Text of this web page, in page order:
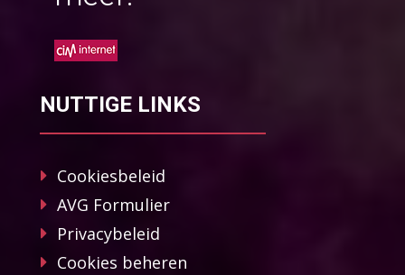
NUTTIGE LINKS
Cookiesbeleid
AVG Formulier
Privacybeleid
Cookies beheren